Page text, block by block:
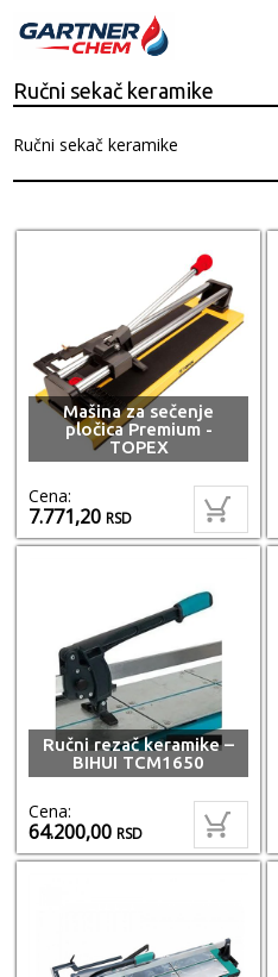
Ručni sekač keramike
Ručni sekač keramike
Mašina za sečenje
pločica Premium -
TOPEX
Cena:
7.771,20RSD
Ručni rezač keramike –
BIHUI TCM1650
Cena:
64.200,00RSD